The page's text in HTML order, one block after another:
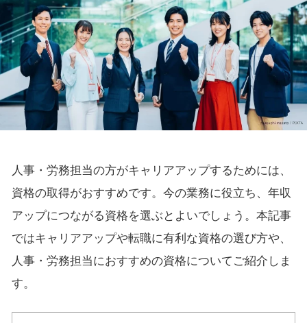
人事・労務担当の方がキャリアアップするためには、
資格の取得がおすすめです。今の業務に役立ち、年収
アップにつながる資格を選ぶとよいでしょう。本記事
ではキャリアアップや転職に有利な資格の選び方や、
人事・労務担当におすすめの資格についてご紹介しま
す。